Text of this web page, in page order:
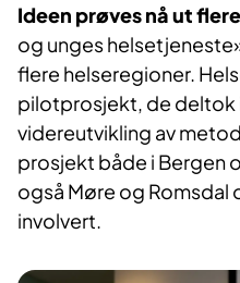
Ideen prøves nå ut
og unges
flere helseregioner.
pilotprosjekt, de deltok
videreutvikling av
prosjekt både i Bergen
også Møre og
involvert.